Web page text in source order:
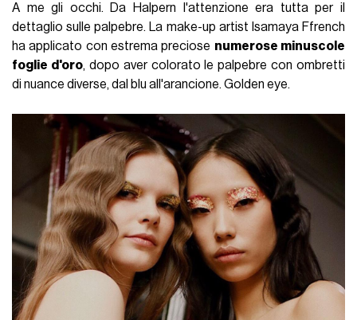
A me gli occhi. Da Halpern l'attenzione era tutta per il
dettaglio sulle palpebre. La make-up artist Isamaya Ffrench
ha applicato con estrema preciose numerose minuscole
foglie d'oro, dopo aver colorato le palpebre con ombretti
di nuance diverse, dal blu all'arancione. Golden eye.